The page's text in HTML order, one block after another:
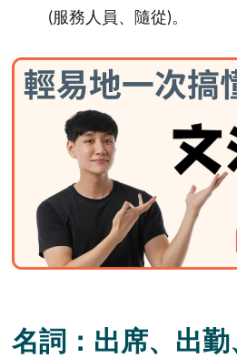
(服務人員、隨從)。
名詞：出席、出